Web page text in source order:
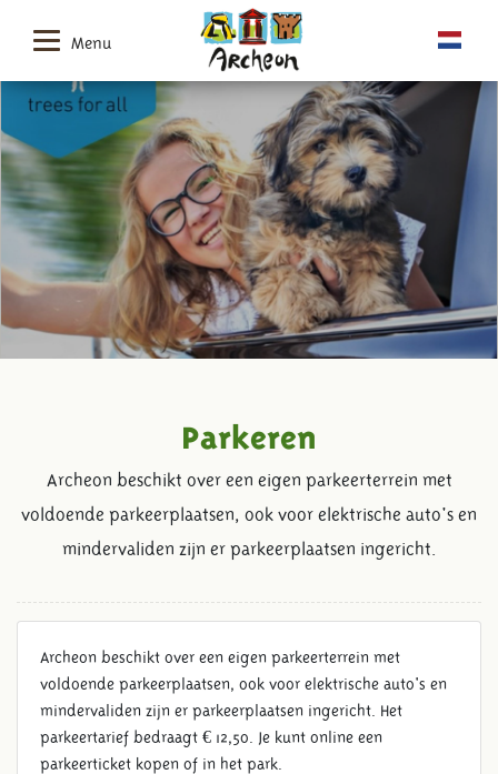
Menu
PARKEREN
Parkeren
Archeon beschikt over een eigen parkeerterrein met
voldoende parkeerplaatsen, ook voor elektrische auto's en
mindervaliden zijn er parkeerplaatsen ingericht.
Archeon beschikt over een eigen parkeerterrein met
voldoende parkeerplaatsen, ook voor elektrische auto's en
mindervaliden zijn er parkeerplaatsen ingericht. Het
parkeertarief bedraagt € 12,50. Je kunt online een
parkeerticket kopen of in het park.